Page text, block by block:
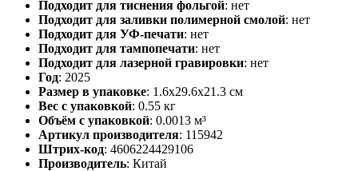
Подходит для тиснения фольгой: нет
Подходит для заливки полимерной смолой: нет
Подходит для УФ-печати: нет
Подходит для тампопечати: нет
Подходит для лазерной гравировки: нет
Год: 2025
Размер в упаковке: 1.6x29.6x21.3 см
Вес с упаковкой: 0.55 кг
Объём с упаковкой: 0.0013 м³
Артикул производителя: 115942
Штрих-код: 4606224429106
Производитель: Китай